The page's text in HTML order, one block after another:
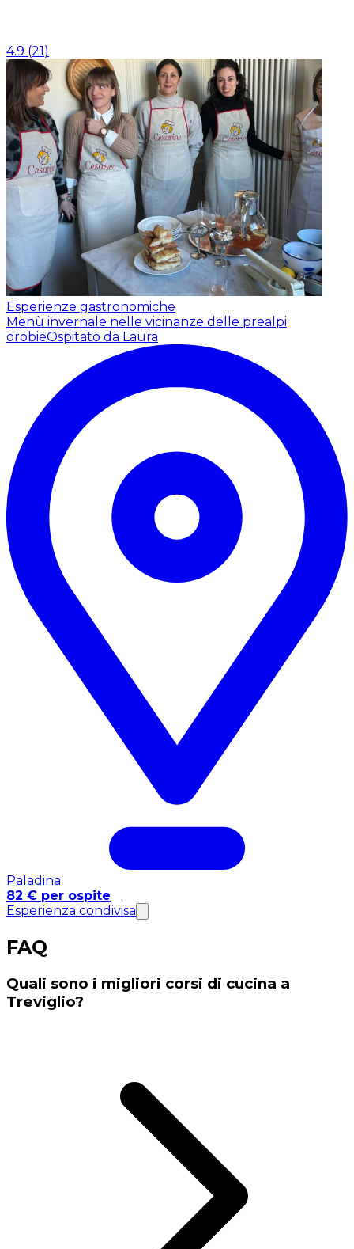
4.9 (21)
Esperienze gastronomiche
Menù invernale nelle vicinanze delle prealpi
orobieOspitato da Laura
Paladina
82 € per ospite
Esperienza condivisa
FAQ
Quali sono i migliori corsi di cucina a
Treviglio?